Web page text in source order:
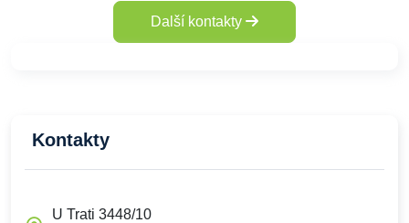
Další kontakty
Kontakty
U Trati 3448/10